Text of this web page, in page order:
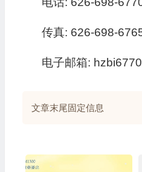
传真: 626-698-
电子邮箱:
文章末尾固定信息